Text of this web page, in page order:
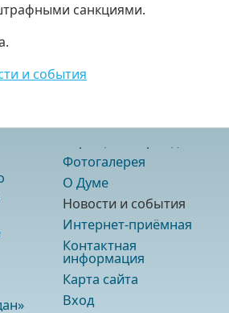
санкциями.
и события
Фотогалерея
О Думе
Новости и события
Интернет-приёмная
Контактная
информация
Карта сайта
Вход